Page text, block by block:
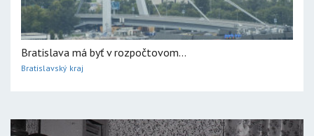
Bratislava má byť v rozpočtovom...
Bratislavský kraj